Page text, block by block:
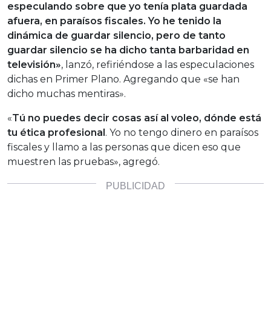
especulando sobre que yo tenía plata guardada
afuera, en paraísos fiscales. Yo he tenido la
dinámica de guardar silencio, pero de tanto
guardar silencio se ha dicho tanta barbaridad en
televisión», lanzó, refiriéndose a las especulaciones
dichas en Primer Plano. Agregando que «se han
dicho muchas mentiras».
«Tú no puedes decir cosas así al voleo, dónde está
tu ética profesional . Yo no tengo dinero en paraísos
fiscales y llamo a las personas que dicen eso que
muestren las pruebas», agregó.